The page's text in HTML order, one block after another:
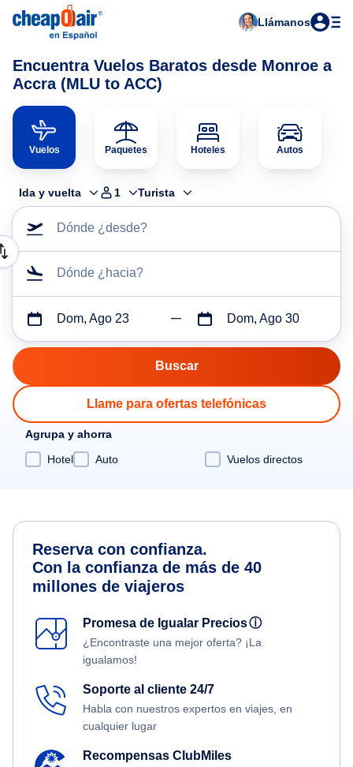
Llámanos
Encuentra Vuelos Baratos desde Monroe a
Accra (MLU to ACC)
Vuelos Paquetes Hoteles Autos
Ida y vuelta 1 Turista
Dónde ¿desde?
Dónde ¿hacia?
Dom, Ago 23 Dom, Ago 30
Llame para ofertas telefónicas
Agrupa y ahorra
Hotel
Auto Vuelos directos
Reserva con confianza.
Con la confianza de más de 40
millones de viajeros
Promesa de Igualar Preciosⓘ
¿Encontraste una mejor oferta? ¡La
igualamos!
Soporte al cliente 24/7
Habla con nuestros expertos en viajes, en
cualquier lugar
Recompensas ClubMiles